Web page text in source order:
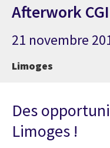
Afterwork
21 novembre
Limoges
Des
Limoges !